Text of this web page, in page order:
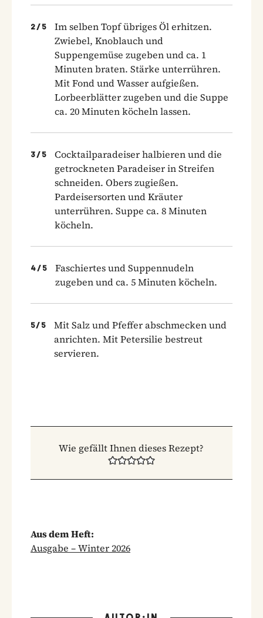
2 / 5
Im selben Topf übriges Öl erhitzen.
Zwiebel, Knoblauch und
Suppengemüse zugeben und ca. 1
Minuten braten. Stärke unterrühren.
Mit Fond und Wasser aufgießen.
Lorbeerblätter zugeben und die Suppe
ca. 20 Minuten köcheln lassen.
3 / 5
Cocktailparadeiser halbieren und die
getrockneten Paradeiser in Streifen
schneiden. Obers zugießen.
Pardeisersorten und Kräuter
unterrühren. Suppe ca. 8 Minuten
köcheln.
4 / 5
Faschiertes und Suppennudeln
zugeben und ca. 5 Minuten köcheln.
5/ 5
Mit Salz und Pfeffer abschmecken und
anrichten. Mit Petersilie bestreut
servieren.
Wie gefällt Ihnen dieses Rezept?
Aus dem Heft:
Ausgabe – Winter 2026